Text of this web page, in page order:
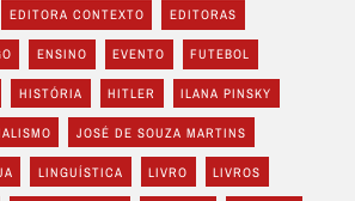
EDITORA CONTEXTO EDITORAS
ENSINO EVENTO FUTEBOL
HISTÓRIA HITLER ILANA PINSKY
JOSÉ DE SOUZA MARTINS
LINGUÍSTICA LIVRO LIVROS